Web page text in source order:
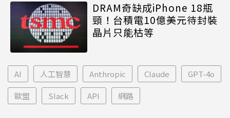
DRAM奇缺成iPhone 18瓶
頸！台積電10億美元待封裝
晶片只能枯等
AI 人工智慧 Anthropic Claude GPT-4o
歐盟 Slack API 網路